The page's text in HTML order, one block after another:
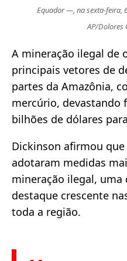
Equador —, na sexta-feira,
AP/Dolores
A mineração ilegal de
principais vetores de
partes da Amazônia,
mercúrio, devastando
bilhões de dólares
Dickinson afirmou
adotaram medidas
mineração ilegal,
destaque crescente
toda a região.